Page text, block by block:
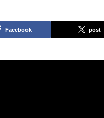
Facebook post